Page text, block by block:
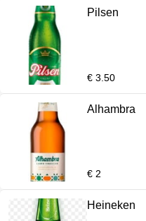
Pilsen
€ 3.50
Alhambra
€ 2
Heineken